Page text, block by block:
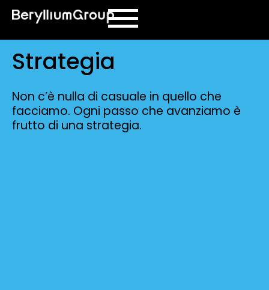
contenuto
Strategia
Non c’è nulla di casuale in quello che
facciamo. Ogni passo che avanziamo è
frutto di una strategia.